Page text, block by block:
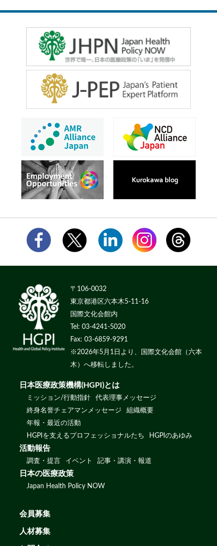
〒106-0032
東京都港区六本木5-11-16
国際文化会館内
Tel: 03-4241-5020
Fax: 03-6859-9291
※2026年5月1日より、国際文化会館（六本
木）へ移転しました。
日本医療政策機構(HGPI)とは
ミッション/行動指針
代表理事メッセージ
終身名誉チェアマンメッセージ
組織概要
年報・最近の活動
HGPIを支えるプロフェッショナルたち
HGPIのあゆみ
活動報告
調査・提言 イベント 記事・講演・報道
日本の医療政策
Japan Health Policy NOW
会員募集
人材募集